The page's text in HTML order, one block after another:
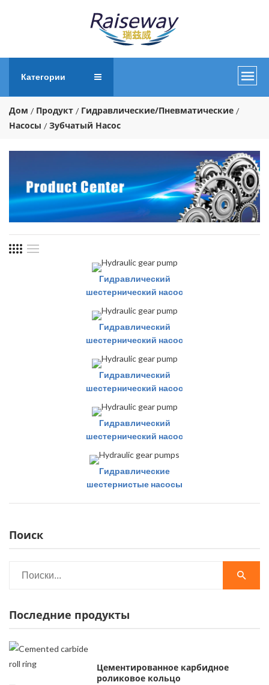
Категории
Дом Продукт
Гидравлические/пневматические
Насосы
Зубчатый Насос
Поиск
Последние продукты
Цементированное карбидное
роликовое кольцо
Гидравлический
шестернический насос
Гидравлический
шестернический насос
Гидравлический
шестернический насос
Гидравлический
шестернический насос
Гидравлические
шестернистые насосы